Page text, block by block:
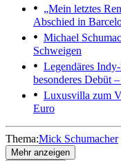
„Mein letztes
Abschied in
Michael
Schweigen
Legendäres
besonderes Debüt
Luxusvilla zum
Euro
Thema:Mick Schumacher
Mehr anzeigen